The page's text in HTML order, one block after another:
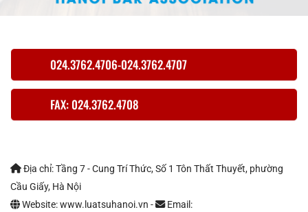
024.3762.4706-024.3762.4707
FAX: 024.3762.4708
Địa chỉ: Tầng 7 - Cung Trí Thức, Số 1 Tôn Thất Thuyết, phường
Cầu Giấy, Hà Nội
Website: www.luatsuhanoi.vn -
Email: